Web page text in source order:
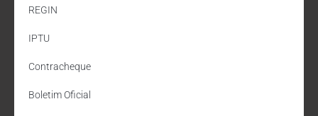
REGIN
IPTU
Contracheque
Boletim Oficial